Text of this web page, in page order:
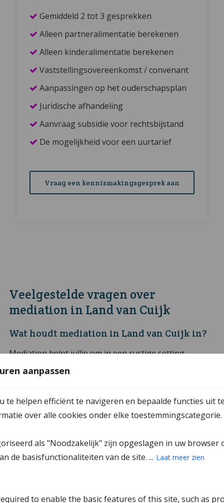
aanpassen
te helpen efficiënt te navigeren en bepaalde functies uit
over alle cookies onder elke toestemmingscategorie.
als "Noodzakelijk" zijn opgeslagen in uw browser
de basisfunctionaliteiten van de site. ... Laat meer zien
to enable the basic features of this site, such as
Gemiddeld 2 tot 3 gesprekken
Alleen partneralimentatie berekenen
Alleen kinderalimentatie berekenen
Vaststellingsovereenkomst / convenant
Aanpassingen op het ouderschapsplan
Juridische afhandeling
Aanvraag subsidie voor rechtsbijstand
De mogelijkheid voor een uurtarief
Vraag een kennismakingsgesprek aan
Veelgestelde vragen over
mediation in Land van Cuijk
Wat houdt mediation in Land van Cuijk in?
Mediation helpt jullie om in een rustige setting
afspraken te maken waar iedereen zich in kan vinden.
openstaan voor overleg en bereid zijn samen te
zoeken naar oplossingen. Door elkaars wensen
serieus te nemen en te streven naar een eerlijke
De mediator begeleidt jullie door het hele proces en